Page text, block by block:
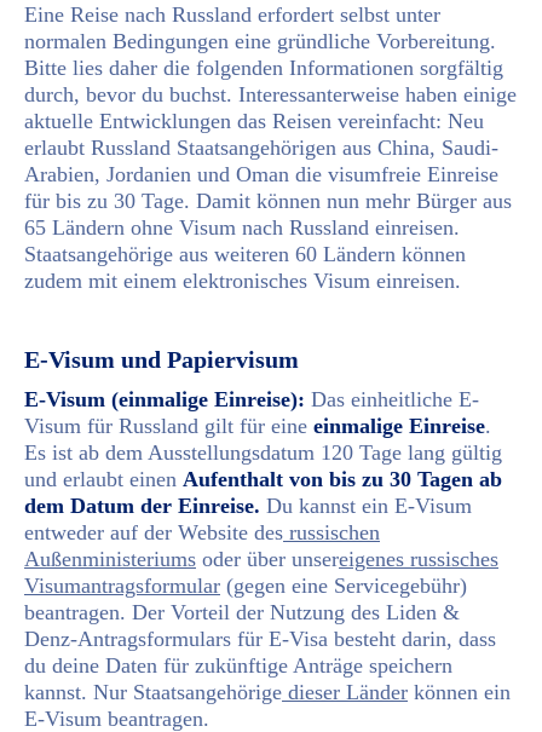
Eine Reise nach Russland erfordert selbst unter
normalen Bedingungen eine gründliche Vorbereitung.
Bitte lies daher die folgenden Informationen sorgfältig
durch, bevor du buchst. Interessanterweise haben einige
aktuelle Entwicklungen das Reisen vereinfacht: Neu
erlaubt Russland Staatsangehörigen aus China, Saudi-
Arabien, Jordanien und Oman die visumfreie Einreise
für bis zu 30 Tage. Damit können nun mehr Bürger aus
65 Ländern ohne Visum nach Russland einreisen.
Staatsangehörige aus weiteren 60 Ländern können
zudem mit einem elektronisches Visum einreisen.
E-Visum und Papiervisum
E-Visum (einmalige Einreise): Das einheitliche E-
Visum für Russland gilt für eine einmalige Einreise.
Es ist ab dem Ausstellungsdatum 120 Tage lang gültig
und erlaubt einen Aufenthalt von bis zu 30 Tagen ab
dem Datum der Einreise. Du kannst ein E-Visum
entweder auf der Website des russischen
Außenministeriums oder über unsereigenes russisches
Visumantragsformular (gegen eine Servicegebühr)
beantragen. Der Vorteil der Nutzung des Liden &
Denz-Antragsformulars für E-Visa besteht darin, dass
du deine Daten für zukünftige Anträge speichern
kannst. Nur Staatsangehörige dieser Länder können ein
E-Visum beantragen.